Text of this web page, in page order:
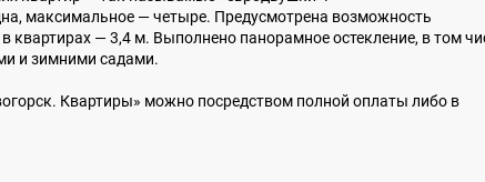
максимальное — четыре. Предусмотрена возможность
— 3,4 м. Выполнено панорамное остекление, в том
и зимними садами.
Квартиры» можно посредством полной оплаты либо в